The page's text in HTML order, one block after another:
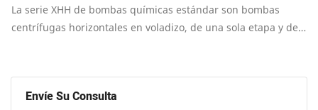
Envíe Su Consulta
La serie XHH de bombas químicas estándar son bombas
centrífugas horizontales en voladizo, de una sola etapa y de